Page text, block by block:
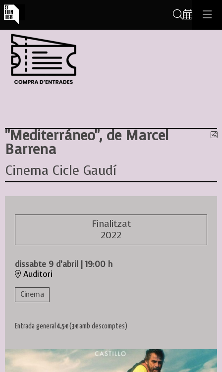
"Mediterráneo", de Marcel
Barrena
Cinema Cicle Gaudí
Finalitzat
2022
dissabte 9 d’abril | 19:00 h
Auditori
Cinema
Entrada general 4,5 €(3 €amb descomptes)